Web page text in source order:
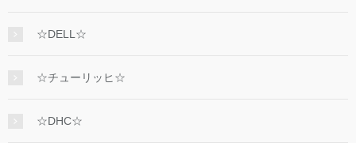
☆DELL☆
☆チューリッヒ☆
☆DHC☆